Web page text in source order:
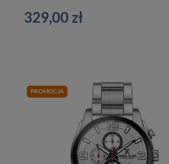
329,00 zł
PROMOCJA